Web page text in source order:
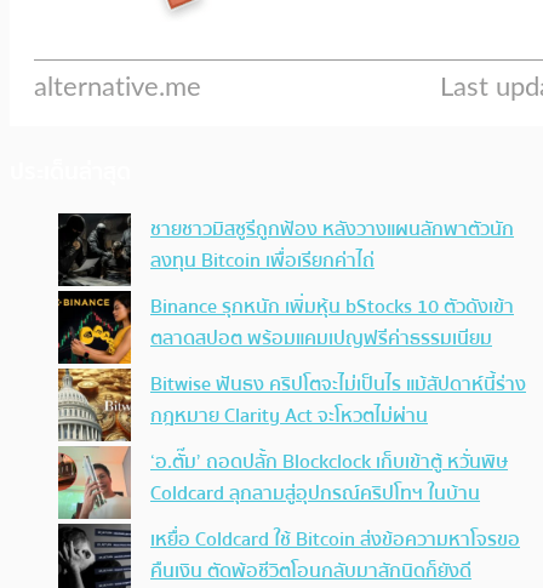
ชายชาวมิสซูรีถูกฟ้อง หลังวางแผนลักพาตัวนัก
ลงทุน Bitcoin เพื่อเรียกค่าไถ่
Binance รุกหนัก เพิ่มหุ้น bStocks 10 ตัวดังเข้า
ตลาดสปอต พร้อมแคมเปญฟรีค่าธรรมเนียม
Bitwise ฟันธง คริปโตจะไม่เป็นไร แม้สัปดาห์นี้ร่าง
กฎหมาย Clarity Act จะโหวตไม่ผ่าน
‘อ.ตั๊ม’ ถอดปลั้ก Blockclock เก็บเข้าตู้ หวั่นพิษ
Coldcard ลุกลามสู่อุปกรณ์คริปโทฯ ในบ้าน
เหยื่อ Coldcard ใช้ Bitcoin ส่งข้อความหาโจรขอ
คืนเงิน ตัดพ้อชีวิตโอนกลับมาสักนิดก็ยังดี